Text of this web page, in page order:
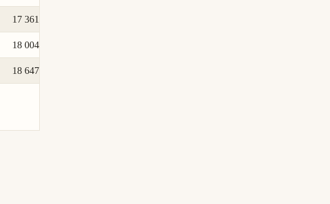
17 361
18 004
18 647